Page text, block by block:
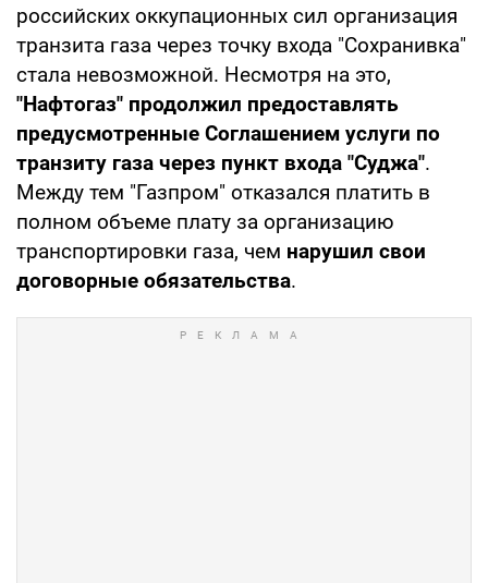
российских оккупационных сил организация
транзита газа через точку входа "Сохранивка"
стала невозможной. Несмотря на это,
"Нафтогаз" продолжил предоставлять
предусмотренные Соглашением услуги по
транзиту газа через пункт входа "Суджа".
Между тем "Газпром" отказался платить в
полном объеме плату за организацию
транспортировки газа, чем нарушил свои
договорные обязательства.